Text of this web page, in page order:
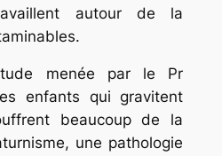
autour de la
menée par le Pr
enfants qui gravitent
beaucoup de la
une pathologie